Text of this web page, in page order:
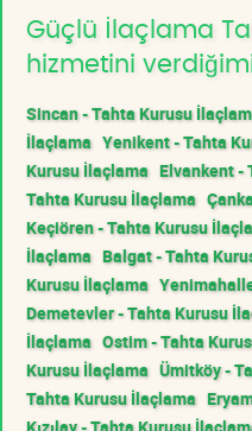
Güçlü İlaçlama
hizmetini
Sincan - Tahta Kurusu
İlaçlama Yenikent - Tahta
Kurusu İlaçlama Elvankent -
Tahta Kurusu İlaçlama
Keçiören - Tahta Kurusu
İlaçlama Balgat - Tahta
Kurusu İlaçlama
Demetevler - Tahta Kurusu
İlaçlama Ostim - Tahta
Kurusu İlaçlama Ümitköy -
Tahta Kurusu İlaçlama